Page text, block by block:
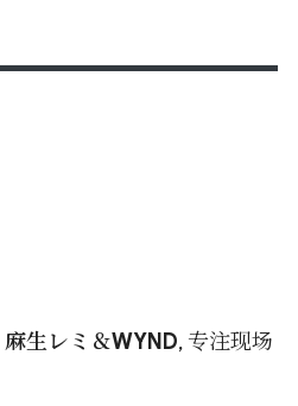
麻生レミ＆WYND, 专注现场